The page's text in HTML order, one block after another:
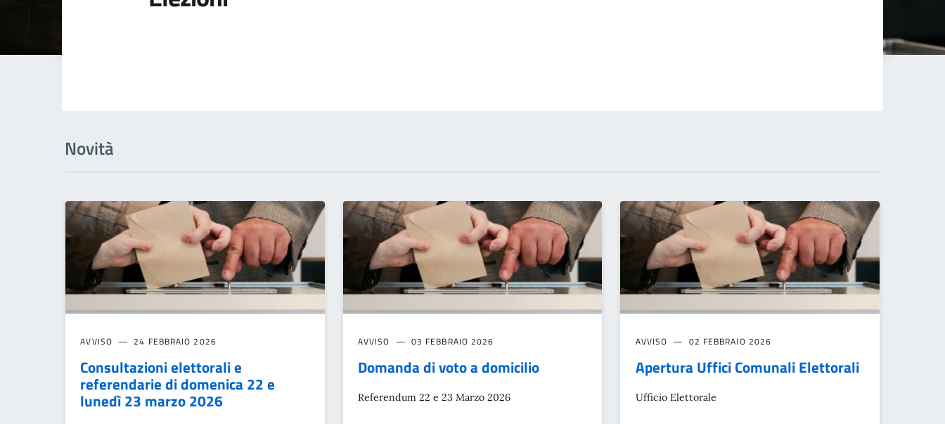
Novità
AVVISO 24 FEBBRAIO 2026
Consultazioni elettorali e
referendarie di domenica 22 e
lunedì 23 marzo 2026
AVVISO 03 FEBBRAIO 2026
Domanda di voto a domicilio
Referendum 22 e 23 Marzo 2026
AVVISO 02 FEBBRAIO 2026
Apertura Uffici Comunali Elettorali
Ufficio Elettorale